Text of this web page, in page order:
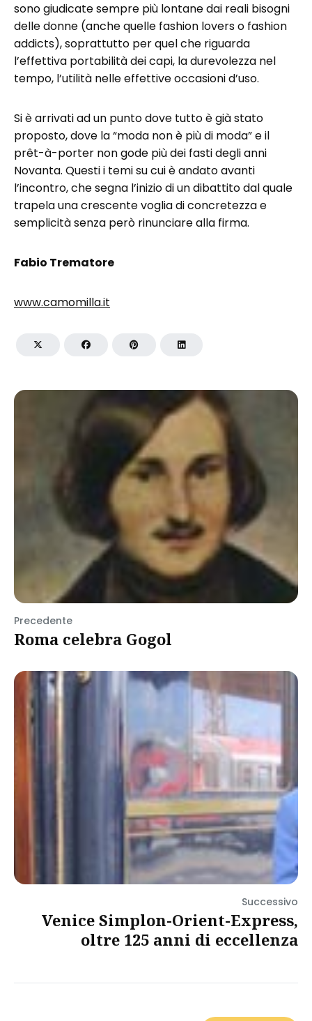
sono giudicate sempre più lontane dai reali bisogni
delle donne (anche quelle fashion lovers o fashion
addicts), soprattutto per quel che riguarda
l’effettiva portabilità dei capi, la durevolezza nel
tempo, l’utilità nelle effettive occasioni d’uso.
Si è arrivati ad un punto dove tutto è già stato
proposto, dove la “moda non è più di moda” e il
prêt-à-porter non gode più dei fasti degli anni
Novanta. Questi i temi su cui è andato avanti
l’incontro, che segna l’inizio di un dibattito dal quale
trapela una crescente voglia di concretezza e
semplicità senza però rinunciare alla firma.
Fabio Trematore
www.camomilla.it
Precedente
Roma celebra Gogol
Successivo
Venice Simplon-Orient-Express,
oltre 125 anni di eccellenza